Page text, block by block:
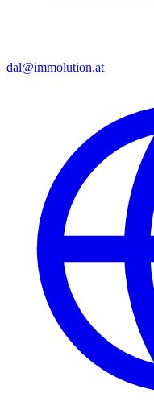
dal@immolution.at